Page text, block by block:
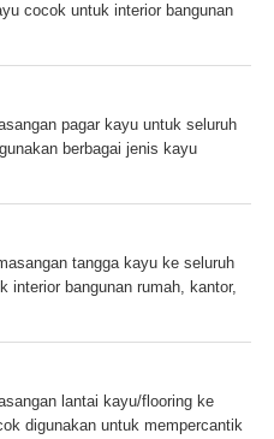
cocok untuk interior bangunan
pagar kayu untuk seluruh
berbagai jenis kayu
tangga kayu ke seluruh
interior bangunan rumah, kantor,
lantai kayu/flooring ke
digunakan untuk mempercantik